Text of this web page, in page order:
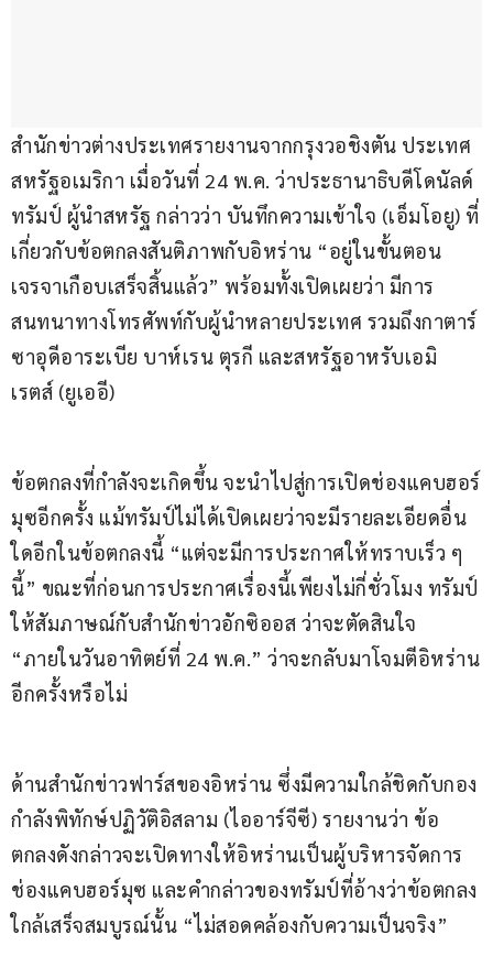
สำนักข่าวต่างประเทศรายงานจากกรุงวอชิงตัน ประเทศ
สหรัฐอเมริกา เมื่อวันที่ 24 พ.ค. ว่าประธานาธิบดีโดนัลด์
ทรัมป์ ผู้นำสหรัฐ กล่าวว่า บันทึกความเข้าใจ (เอ็มโอยู) ที่
เกี่ยวกับข้อตกลงสันติภาพกับอิหร่าน “อยู่ในขั้นตอน
เจรจาเกือบเสร็จสิ้นแล้ว” พร้อมทั้งเปิดเผยว่า มีการ
สนทนาทางโทรศัพท์กับผู้นำหลายประเทศ รวมถึงกาตาร์
ซาอุดีอาระเบีย บาห์เรน ตุรกี และสหรัฐอาหรับเอมิ
เรตส์ (ยูเออี)
ข้อตกลงที่กำลังจะเกิดขึ้น จะนำไปสู่การเปิดช่องแคบฮอร์
มุซอีกครั้ง แม้ทรัมป์ไม่ได้เปิดเผยว่าจะมีรายละเอียดอื่น
ใดอีกในข้อตกลงนี้ “แต่จะมีการประกาศให้ทราบเร็ว ๆ
นี้” ขณะที่ก่อนการประกาศเรื่องนี้เพียงไม่กี่ชั่วโมง ทรัมป์
ให้สัมภาษณ์กับสำนักข่าวอักซิออส ว่าจะตัดสินใจ
“ภายในวันอาทิตย์ที่ 24 พ.ค.” ว่าจะกลับมาโจมตีอิหร่าน
อีกครั้งหรือไม่
ด้านสำนักข่าวฟาร์สของอิหร่าน ซึ่งมีความใกล้ชิดกับกอง
กำลังพิทักษ์ปฏิวัติอิสลาม (ไออาร์จีซี) รายงานว่า ข้อ
ตกลงดังกล่าวจะเปิดทางให้อิหร่านเป็นผู้บริหารจัดการ
ช่องแคบฮอร์มุซ และคำกล่าวของทรัมป์ที่อ้างว่าข้อตกลง
ใกล้เสร็จสมบูรณ์นั้น “ไม่สอดคล้องกับความเป็นจริง”